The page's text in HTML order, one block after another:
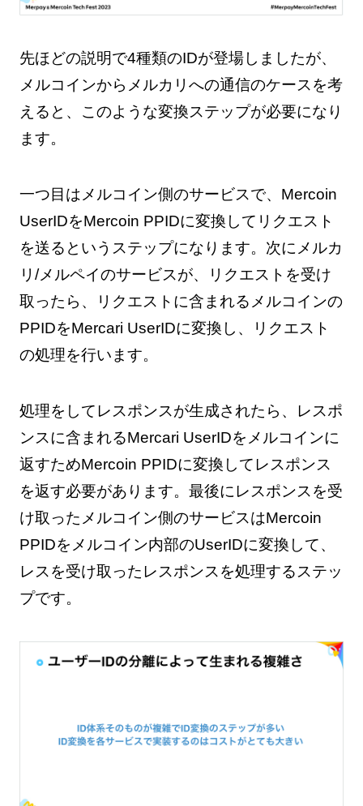
先ほどの説明で4種類のIDが登場しましたが、
メルコインからメルカリへの通信のケースを考
えると、このような変換ステップが必要になり
ます。
一つ目はメルコイン側のサービスで、Mercoin
UserIDをMercoin PPIDに変換してリクエスト
を送るというステップになります。次にメルカ
リ/メルペイのサービスが、リクエストを受け
取ったら、リクエストに含まれるメルコインの
PPIDをMercari UserIDに変換し、リクエスト
の処理を行います。
処理をしてレスポンスが生成されたら、レスポ
ンスに含まれるMercari UserIDをメルコインに
返すためMercoin PPIDに変換してレスポンス
を返す必要があります。最後にレスポンスを受
け取ったメルコイン側のサービスはMercoin
PPIDをメルコイン内部のUserIDに変換して、
レスを受け取ったレスポンスを処理するステッ
プです。